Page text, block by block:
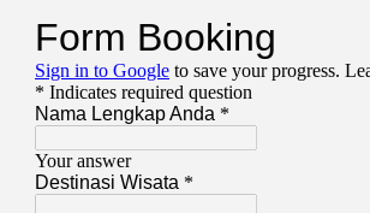
Baluran
Dan